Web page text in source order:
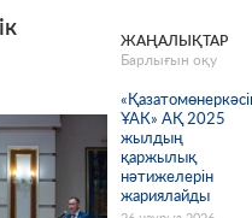
ЖАҢАЛЫҚТАР
Барлығын оқу
ҰАК» АҚ 2025
жылдың
қаржылық
нәтижелерін
жариялайды